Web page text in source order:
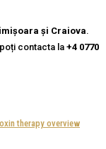
și Craiova.
contacta la +4 0770
therapy overview